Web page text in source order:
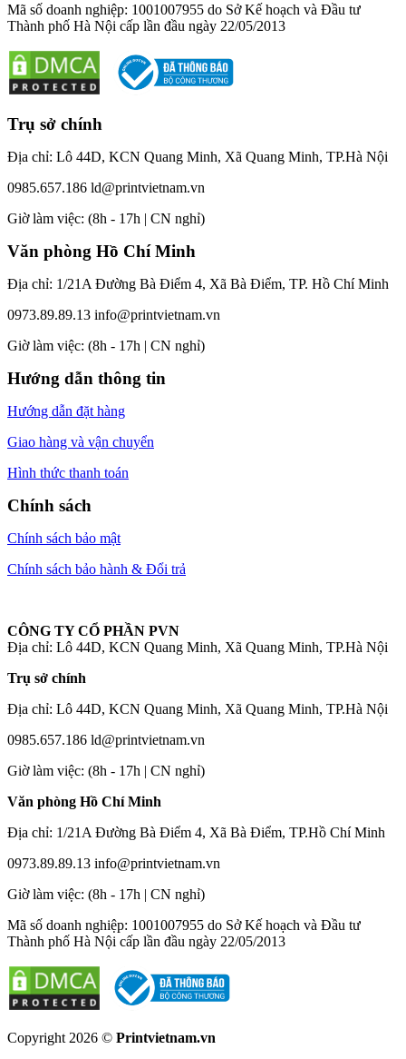
Mã số doanh nghiệp: 1001007955 do Sở Kế hoạch và Đầu tư
Thành phố Hà Nội cấp lần đầu ngày 22/05/2013
Trụ sở chính
Địa chỉ: Lô 44D, KCN Quang Minh, Xã Quang Minh, TP.Hà Nội
0985.657.186 ld@printvietnam.vn
​Giờ làm việc: (8h - 17h | CN nghỉ)
Văn phòng Hồ Chí Minh
Địa chỉ: 1/21A Đường Bà Điểm 4, Xã Bà Điểm, TP. Hồ Chí Minh
0973.89.89.13 info@printvietnam.vn
​Giờ làm việc: (8h - 17h | CN nghỉ)
Hướng dẫn thông tin
Hướng dẫn đặt hàng
Giao hàng và vận chuyển
Hình thức thanh toán
Chính sách
Chính sách bảo mật
Chính sách bảo hành & Đổi trả
CÔNG TY CỔ PHẦN PVN
Địa chỉ: Lô 44D, KCN Quang Minh, Xã Quang Minh, TP.Hà Nội
Trụ sở chính
Địa chỉ: Lô 44D, KCN Quang Minh, Xã Quang Minh, TP.Hà Nội
0985.657.186 ld@printvietnam.vn
​Giờ làm việc: (8h - 17h | CN nghỉ)
Văn phòng Hồ Chí Minh
Địa chỉ: 1/21A Đường Bà Điểm 4, Xã Bà Điểm, TP.Hồ Chí Minh
0973.89.89.13 info@printvietnam.vn
​Giờ làm việc: (8h - 17h | CN nghỉ)
Mã số doanh nghiệp: 1001007955 do Sở Kế hoạch và Đầu tư
Thành phố Hà Nội cấp lần đầu ngày 22/05/2013
Copyright 2026 © Printvietnam.vn